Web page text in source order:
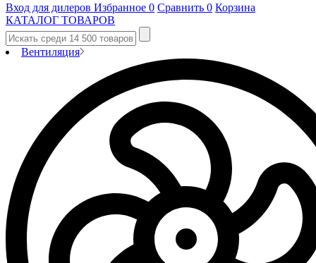
Вход для дилеров Избранное 0 Сравнить 0 Корзина
КАТАЛОГ ТОВАРОВ
Вентиляция